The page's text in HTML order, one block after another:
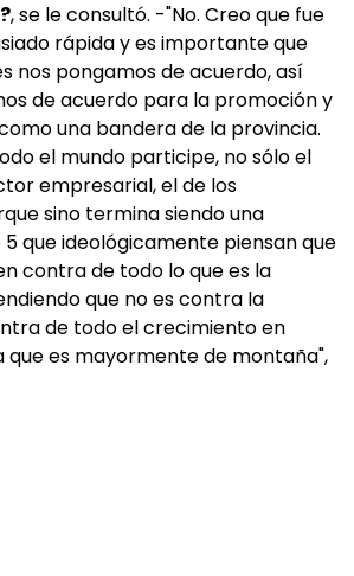
, se le consultó. -"No. Creo que fue
rápida y es importante que
nos pongamos de acuerdo, así
de acuerdo para la promoción y
una bandera de la provincia.
el mundo participe, no sólo el
empresarial, el de los
sino termina siendo una
que ideológicamente piensan que
contra de todo lo que es la
que no es contra la
de todo el crecimiento en
que es mayormente de montaña",